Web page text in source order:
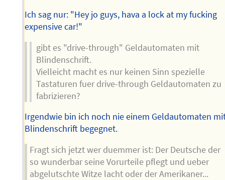
Ich sag nur: "Hey jo guys, hava a lock at my fucking
expensive car!"
gibt es "drive-through" Geldautomaten mit
Blindenschrift.
Vielleicht macht es nur keinen Sinn spezielle
Tastaturen fuer drive-through Geldautomaten zu
fabrizieren?
Irgendwie bin ich noch nie einem Geldautomaten
Blindenschrift begegnet.
Fragt sich jetzt wer duemmer ist: Der Deutsche der
so wunderbar seine Vorurteile pflegt und ueber
abgelutschte Witze lacht oder der Amerikaner...